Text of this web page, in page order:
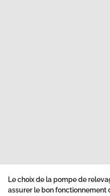
Le choix de la pompe de
assurer le bon fonctionnement